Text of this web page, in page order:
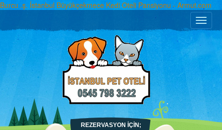
Burcu .ş. İstanbul Büyükçekmece Kedi Oteli Pansiyonu - Armut.com
Toggle
REZERVASYON İÇİN;